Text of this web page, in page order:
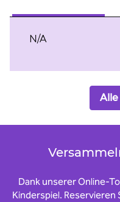
N/A
Dank unserer Online-
Kinderspiel. Reservieren